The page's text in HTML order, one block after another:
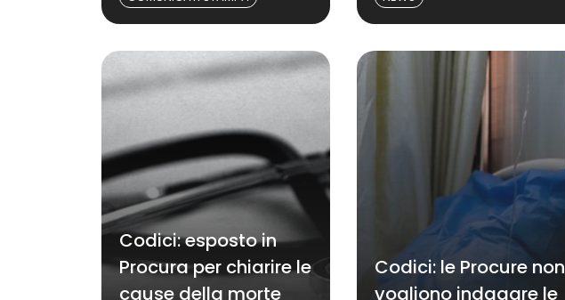
Codici: esposto in
Procura per chiarire le
cause della morte
Codici: le Procure non
vogliono indagare le